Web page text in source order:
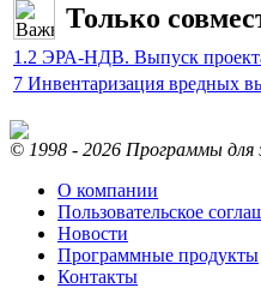
Только
1.2 ЭРА-НДВ. Выпуск
7 Инвентаризация вредных
© 1998 - 2026 Программы для
О компании
Пользовательское
Новости
Программные продукты
Контакты